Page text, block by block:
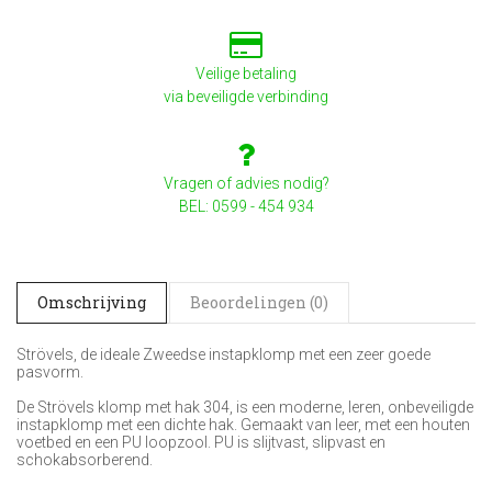
Veilige betaling
via beveiligde verbinding
Vragen of advies nodig?
BEL: 0599 - 454 934
Omschrijving Beoordelingen (0)
Strövels, de ideale Zweedse instapklomp met een zeer goede
pasvorm.
De Strövels klomp met hak 304, is een moderne, leren, onbeveiligde
instapklomp met een dichte hak. Gemaakt van leer, met een houten
voetbed en een PU loopzool. PU is slijtvast, slipvast en
schokabsorberend.